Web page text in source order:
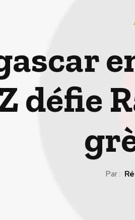
défie
Par :